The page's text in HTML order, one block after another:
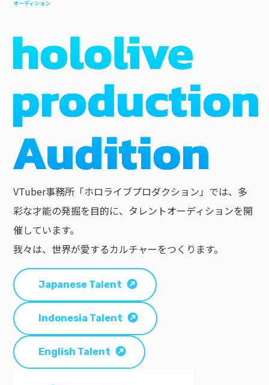
オーディション
VTuber事務所「ホロライブプロダクション」では、多
彩な才能の発掘を目的に、タレントオーディションを開
催しています。
我々は、世界が愛するカルチャーをつくります。
Japanese Talent
Indonesia Talent
English Talent